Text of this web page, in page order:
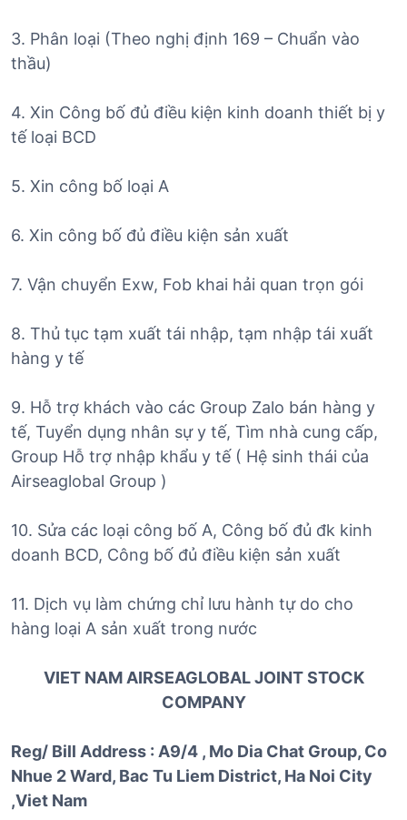
3. Phân loại (Theo nghị định 169 – Chuẩn vào
thầu)
4. Xin Công bố đủ điều kiện kinh doanh thiết bị y
tế loại BCD
5. Xin công bố loại A
6. Xin công bố đủ điều kiện sản xuất
7. Vận chuyển Exw, Fob khai hải quan trọn gói
8. Thủ tục tạm xuất tái nhập, tạm nhập tái xuất
hàng y tế
9. Hỗ trợ khách vào các Group Zalo bán hàng y
tế, Tuyển dụng nhân sự y tế, Tìm nhà cung cấp,
Group Hỗ trợ nhập khẩu y tế ( Hệ sinh thái của
Airseaglobal Group )
10. Sửa các loại công bố A, Công bố đủ đk kinh
doanh BCD, Công bố đủ điều kiện sản xuất
11. Dịch vụ làm chứng chỉ lưu hành tự do cho
hàng loại A sản xuất trong nước
VIET NAM AIRSEAGLOBAL JOINT STOCK
COMPANY
Reg/ Bill Address : A9/4 , Mo Dia Chat Group, Co
Nhue 2 Ward, Bac Tu Liem District, Ha Noi City
,Viet Nam